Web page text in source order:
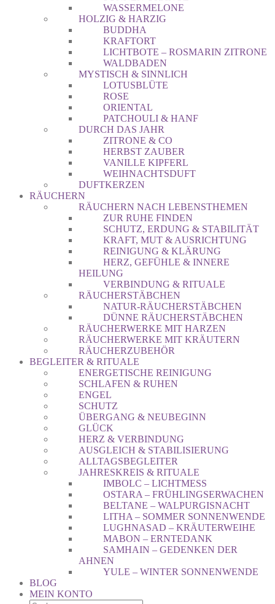
WASSERMELONE
HOLZIG & HARZIG
BUDDHA
KRAFTORT
LICHTBOTE – ROSMARIN ZITRONE
WALDBADEN
MYSTISCH & SINNLICH
LOTUSBLÜTE
ROSE
ORIENTAL
PATCHOULI & HANF
DURCH DAS JAHR
ZITRONE & CO
HERBST ZAUBER
VANILLE KIPFERL
WEIHNACHTSDUFT
DUFTKERZEN
RÄUCHERN
RÄUCHERN NACH LEBENSTHEMEN
ZUR RUHE FINDEN
SCHUTZ, ERDUNG & STABILITÄT
KRAFT, MUT & AUSRICHTUNG
REINIGUNG & KLÄRUNG
HERZ, GEFÜHLE & INNERE
HEILUNG
VERBINDUNG & RITUALE
RÄUCHERSTÄBCHEN
NATUR-RÄUCHERSTÄBCHEN
DÜNNE RÄUCHERSTÄBCHEN
RÄUCHERWERKE MIT HARZEN
RÄUCHERWERKE MIT KRÄUTERN
RÄUCHERZUBEHÖR
BEGLEITER & RITUALE
ENERGETISCHE REINIGUNG
SCHLAFEN & RUHEN
ENGEL
SCHUTZ
ÜBERGANG & NEUBEGINN
GLÜCK
HERZ & VERBINDUNG
AUSGLEICH & STABILISIERUNG
ALLTAGSBEGLEITER
JAHRESKREIS & RITUALE
IMBOLC – LICHTMESS
OSTARA – FRÜHLINGSERWACHEN
BELTANE – WALPURGISNACHT
LITHA – SOMMER SONNENWENDE
LUGHNASAD – KRÄUTERWEIHE
MABON – ERNTEDANK
SAMHAIN – GEDENKEN DER
AHNEN
YULE – WINTER SONNENWENDE
BLOG
MEIN KONTO